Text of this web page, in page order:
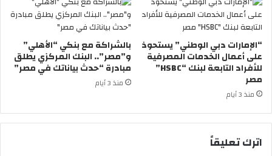
“الإمارات دبي الوطني” يستحوذ
على أعمال الخدمات المصرفية
للأفراد التابعة لبنك “HSBC”
مصر
منذ 3 أيام
بالشراكة مع بنكي “الأهلي”
و”مصر”.. البنك المركزي يطلق
مبادرة “حدث بياناتك في مصر”
منذ 3 أيام
اترك تعليقاً